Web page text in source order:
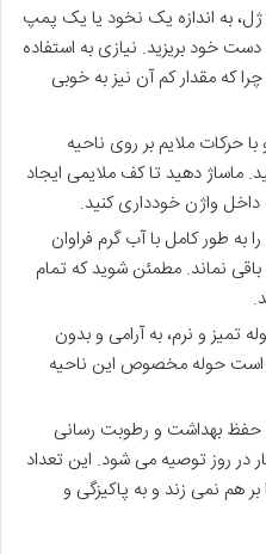
ژل، به اندازه یک نخود یا یک پمپ
را کف دست خود بریزید. نیازی به استفاده
که مقدار کم آن نیز به خوبی
با حرکات ملایم بر روی ناحیه
ماساژ دهید تا کف ملایمی ایجاد
داخل واژن خودداری کنید.
طور کامل با آب گرم فراوان
نماند. مطمئن شوید که تمام
تمیز و نرم، به آرامی و بدون
حوله مخصوص این ناحیه
حفظ بهداشت و رطوبت رسانی
مصرف این ژل ۱ تا ۲ بار در روز توصیه می شود. این تعداد
هم نمی زند و به پاکیزگی و